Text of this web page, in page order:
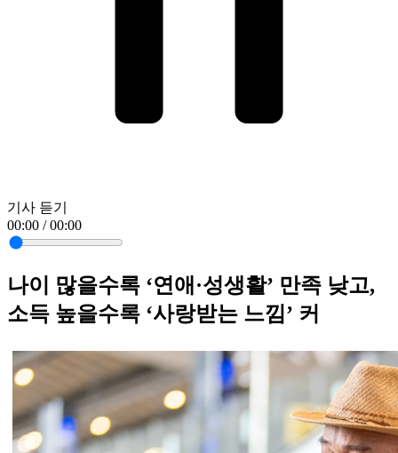
기사 듣기
00:00 / 00:00
나이 많을수록 ‘연애·성생활’ 만족 낮고,
소득 높을수록 ‘사랑받는 느낌’ 커